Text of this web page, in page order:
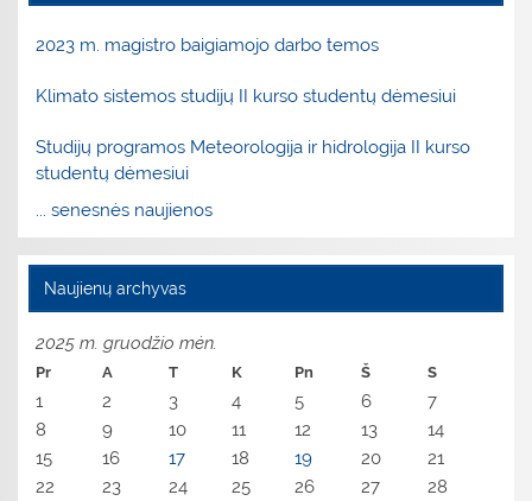
2023 m. magistro baigiamojo darbo temos
Klimato sistemos studijų II kurso studentų dėmesiui
Studijų programos Meteorologija ir hidrologija II kurso
studentų dėmesiui
... senesnės naujienos
Naujienų archyvas
2025 m. gruodžio mėn.
Pr A T K Pn Š S
1 2 3 4 5 6
7
8
9 10 11 12 13
14
15
16 17 18 19 20
21
22
23 24 25 26 27
28